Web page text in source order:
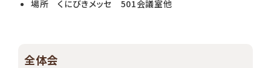
場所 くにびきメッセ 501会議室他
全体会